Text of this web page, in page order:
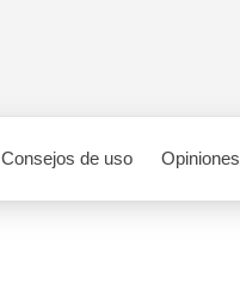
Consejos de uso Opiniones